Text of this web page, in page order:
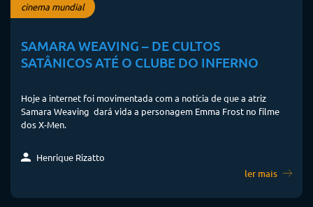
cinema mundial
SAMARA WEAVING – DE CULTOS
SATÂNICOS ATÉ O CLUBE DO INFERNO
Hoje a internet foi movimentada com a notícia de que a atriz
Samara Weaving dará vida a personagem Emma Frost no filme
dos X-Men.
Henrique Rizatto
ler mais